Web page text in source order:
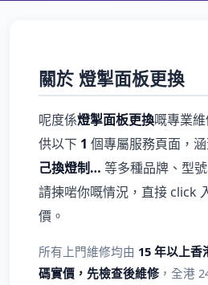
關於 燈掣面板更換
呢度係燈掣面板更換嘅專業
供以下 1 個專屬服務頁面，
己換燈制… 等多種品牌、型
請揀啱你嘅情況，直接 click
價。
所有上門維修均由 15 年以上香
碼實價，先檢查後維修 ，全港